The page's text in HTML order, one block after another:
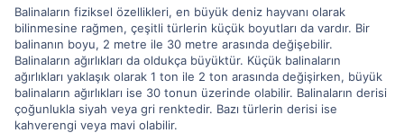
Balinaların fiziksel özellikleri, en büyük deniz hayvanı olarak
bilinmesine rağmen, çeşitli türlerin küçük boyutları da vardır. Bir
balinanın boyu, 2 metre ile 30 metre arasında değişebilir.
Balinaların ağırlıkları da oldukça büyüktür. Küçük balinaların
ağırlıkları yaklaşık olarak 1 ton ile 2 ton arasında değişirken, büyük
balinaların ağırlıkları ise 30 tonun üzerinde olabilir. Balinaların derisi
çoğunlukla siyah veya gri renktedir. Bazı türlerin derisi ise
kahverengi veya mavi olabilir.